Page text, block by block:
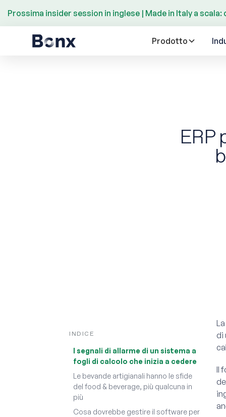
Prossima insider session in inglese | Made in Italy a
Prodotto
ERP
INDICE
I segnali di allarme di un sistema a
fogli di calcolo che inizia a cedere
Le bevande artigianali hanno le sfide
del food & beverage, più qualcuna in
più
Cosa dovrebbe gestire il software per
di
Il